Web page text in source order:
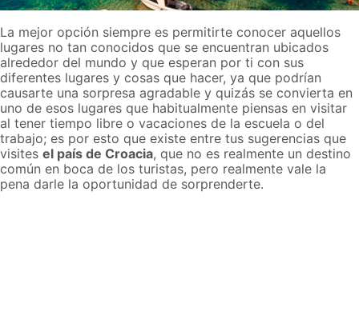
La mejor opción siempre es permitirte conocer aquellos
lugares no tan conocidos que se encuentran ubicados
alrededor del mundo y que esperan por ti con sus
diferentes lugares y cosas que hacer, ya que podrían
causarte una sorpresa agradable y quizás se convierta en
uno de esos lugares que habitualmente piensas en visitar
al tener tiempo libre o vacaciones de la escuela o del
trabajo; es por esto que existe entre tus sugerencias que
visites el país de Croacia, que no es realmente un destino
común en boca de los turistas, pero realmente vale la
pena darle la oportunidad de sorprenderte.